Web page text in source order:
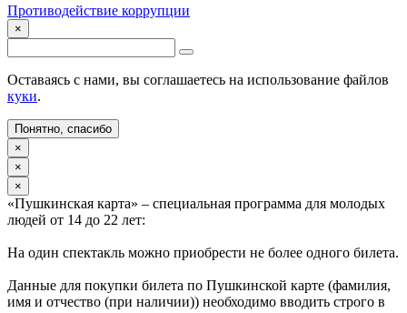
Противодействие коррупции
×
Оставаясь с нами, вы соглашаетесь на использование файлов
куки.
Понятно, спасибо
×
×
×
«Пушкинская карта» – специальная программа для молодых
людей от 14 до 22 лет:
На один спектакль можно приобрести не более одного билета.
Данные для покупки билета по Пушкинской карте (фамилия,
имя и отчество (при наличии)) необходимо вводить строго в